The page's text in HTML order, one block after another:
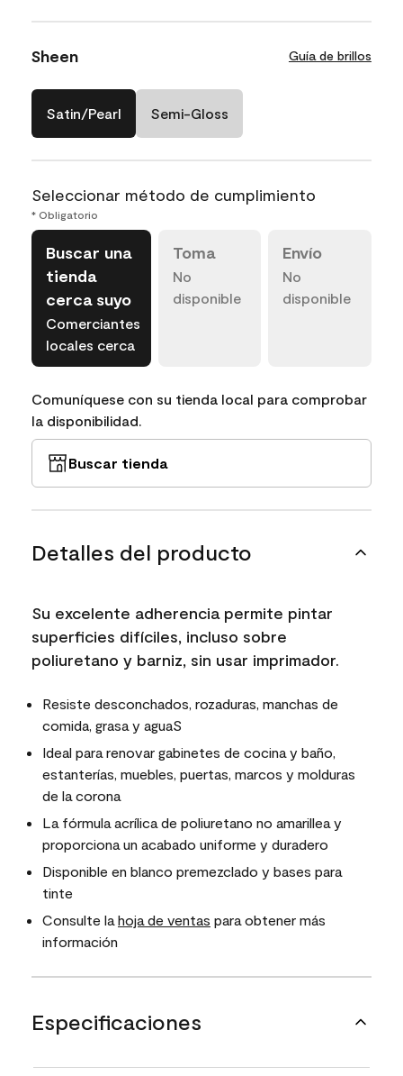
Sheen Guía de brillos
Satin/Pearl Semi-Gloss
Seleccionar método de cumplimiento
* Obligatorio
Buscar una
tienda
cerca suyo
Comerciantes
locales cerca
Toma
No
disponible
Envío
No
disponible
Comuníquese con su tienda local para comprobar
la disponibilidad.
Buscar tienda
Detalles del producto
Su excelente adherencia permite pintar
superficies difíciles, incluso sobre
poliuretano y barniz, sin usar imprimador.
Resiste desconchados, rozaduras, manchas de
comida, grasa y aguaS
Ideal para renovar gabinetes de cocina y baño,
estanterías, muebles, puertas, marcos y molduras
de la corona
La fórmula acrílica de poliuretano no amarillea y
proporciona un acabado uniforme y duradero
Disponible en blanco premezclado y bases para
tinte
Consulte lahoja de ventas para obtener más
información
Especificaciones